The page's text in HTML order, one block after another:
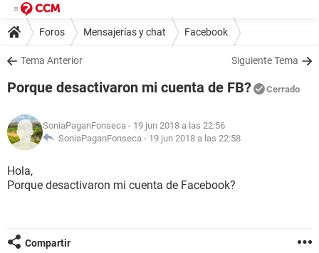
Foros Mensajerías y chat Facebook
Tema Anterior Siguiente Tema
Porque desactivaron mi cuenta de FB? Cerrado
SoniaPaganFonseca - 19 jun 2018 a las 22:56
SoniaPaganFonseca - 19 jun 2018 a las 22:58
Hola,
Porque desactivaron mi cuenta de Facebook?
Compartir